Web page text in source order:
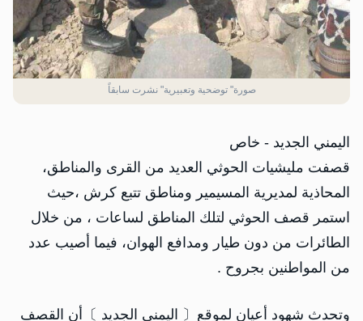
صورة" توضحية وتعبيرية" نشرت سابقاً
اليمني الجديد - خاص
قصفت مليشيات الحوثي العديد من القرى والمناطق،
المحاذية لمديرية المسيمير ومناطق تتبع كرش ،حيث
استمر قصف الحوثي لتلك المناطق لساعات ، من خلال
الطائرات من دون طيار ومدافع الهوان، فيما أصيب عدد
من المواطنين بجروح .
وتحدث شهود أعيان لموقع〔 اليمني الجديد 〕أن القصف